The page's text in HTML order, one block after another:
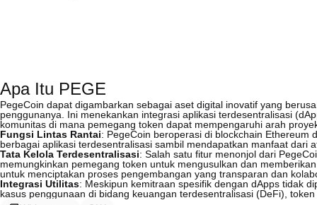
Apa Itu PEGE
PegeCoin dapat digambarkan sebagai aset digital inovatif yang
penggunanya. Ini menekankan integrasi aplikasi terdesentralisasi
komunitas di mana pemegang token dapat mempengaruhi arah
Fungsi Lintas Rantai: PegeCoin beroperasi di blockchain Ethereum
berbagai aplikasi terdesentralisasi sambil mendapatkan manfaat dari
Tata Kelola Terdesentralisasi: Salah satu fitur menonjol dari
memungkinkan pemegang token untuk mengusulkan dan
untuk menciptakan proses pengembangan yang transparan dan
Integrasi Utilitas: Meskipun kemitraan spesifik dengan dApps tidak
kasus penggunaan di bidang keuangan terdesentralisasi (DeFi),